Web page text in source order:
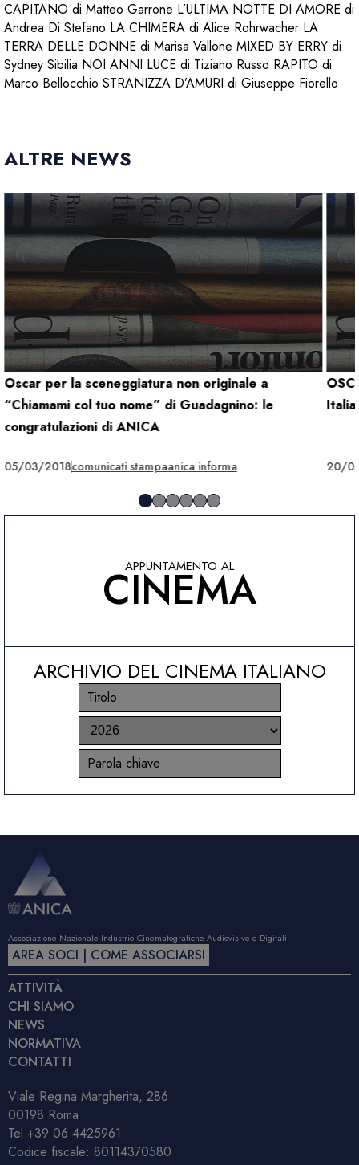
CAPITANO di Matteo Garrone L’ULTIMA NOTTE DI AMORE di
Andrea Di Stefano LA CHIMERA di Alice Rohrwacher LA
TERRA DELLE DONNE di Marisa Vallone MIXED BY ERRY di
Sydney Sibilia NOI ANNI LUCE di Tiziano Russo RAPITO di
Marco Bellocchio STRANIZZA D’AMURI di Giuseppe Fiorello
ALTRE NEWS
Oscar per la sceneggiatura non originale a
“Chiamami col tuo nome” di Guadagnino: le
congratulazioni di ANICA
05/03/2018comunicati stampaanica informa 20/
APPUNTAMENTO AL
CINEMA
ARCHIVIO DEL CINEMA ITALIANO
Associazione Nazionale Industrie Cinematografiche Audiovisive e Digitali
AREA SOCI | COME ASSOCIARSI
ATTIVITÀ
CHI SIAMO
NEWS
NORMATIVA
CONTATTI
Viale Regina Margherita, 286
00198 Roma
Tel +39 06 4425961
Codice fiscale: 80114370580